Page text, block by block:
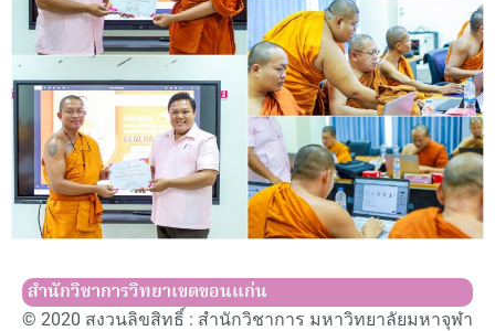
สำนักวิชาการวิทยาเขตขอนแก่น
© 2020 สงวนลิขสิทธิ์ : สำนักวิชาการ มหาวิทยาลัยมหาจุฬา